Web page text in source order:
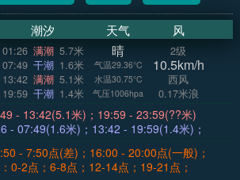
潮汐 天气 风
01:26 满潮 5.7米
07:49 干潮 1.6米
13:42 满潮 5.1米
19:59 干潮 1.4米
晴
气温29.36°C
水温30.75°C
气压1006hpa
2级
10.5km/h
西风
0.17米浪
间： 07:49 - 13:42(5.1米)；19:59 - 23:59(??米)
间： 01:26 - 07:49(1.6米)；13:42 - 19:59(1.4米)；
- 7:50点(差)；16:00 - 20:00点(一般)；
0-2点；6-8点；12-14点；19-21点；